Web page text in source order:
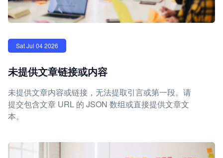
Sat Jul 04 2026
未提供文章链接或内容
未提供文章内容或链接，无法提取引言或第一段。请
提交包含文章 URL 的 JSON 数组或直接提供文章文
本。